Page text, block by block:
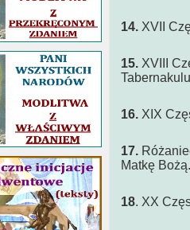
14. XVII
15. XVIII
16. XIX
17.
Matkę Bożą.
18. XX